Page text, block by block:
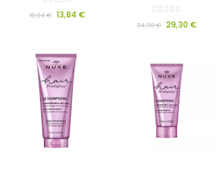
18,84 € 13,84 €
34,30 € 29,30 €